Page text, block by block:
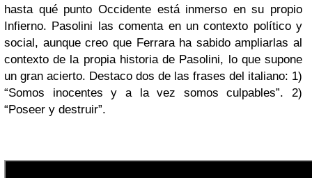
hasta qué punto Occidente está inmerso en su propio
Infierno. Pasolini las comenta en un contexto político y
social, aunque creo que Ferrara ha sabido ampliarlas al
contexto de la propia historia de Pasolini, lo que supone
un gran acierto. Destaco dos de las frases del italiano: 1)
“Somos inocentes y a la vez somos culpables”. 2)
“Poseer y destruir”.